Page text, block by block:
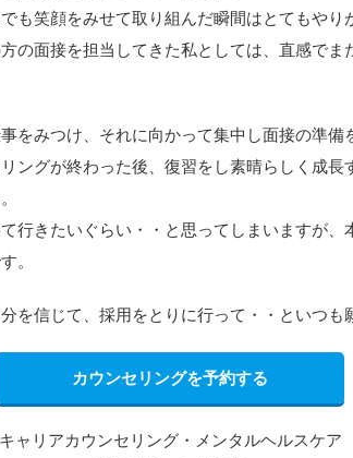
も笑顔をみせて取り組んだ瞬間はとてもやり
の面接を担当してきた私としては、直感でま
をみつけ、それに向かって集中し面接の準備
ングが終わった後、復習をし素晴らしく成長
行きたいぐらい・・と思ってしまいますが、
。
を信じて、採用をとりに行って・・といつも
カウンセリングを予約する
キャリアカウンセリング・メンタルヘルスケア